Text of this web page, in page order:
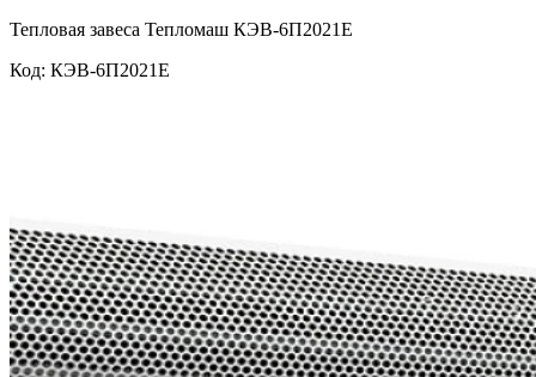
Тепловая завеса Тепломаш КЭВ-6П2021Е
Код: КЭВ-6П2021Е